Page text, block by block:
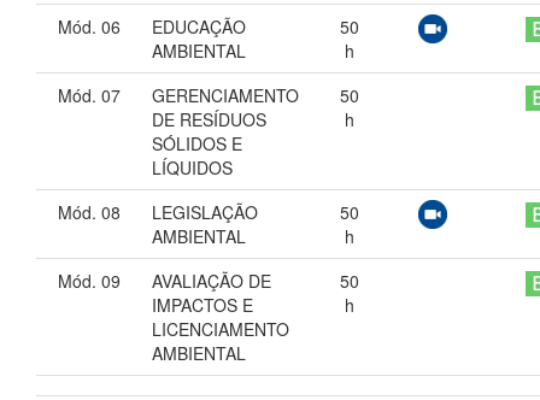
Mód. 06
EDUCAÇÃO
AMBIENTAL
50
h
Mód. 07
GERENCIAMENTO
DE RESÍDUOS
SÓLIDOS E
LÍQUIDOS
50
h
Mód. 08
LEGISLAÇÃO
AMBIENTAL
50
h
Mód. 09
AVALIAÇÃO DE
IMPACTOS E
LICENCIAMENTO
AMBIENTAL
50
h